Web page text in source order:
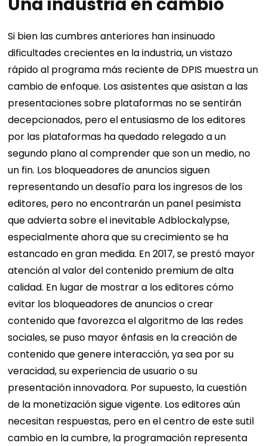
Si bien las cumbres anteriores han insinuado
dificultades crecientes en la industria, un vistazo
rápido al programa más reciente de DPIS muestra un
cambio de enfoque. Los asistentes que asistan a las
presentaciones sobre plataformas no se sentirán
decepcionados, pero el entusiasmo de los editores
por las plataformas ha quedado relegado a un
segundo plano al comprender que son un medio, no
un fin. Los bloqueadores de anuncios siguen
representando un desafío para los ingresos de los
editores, pero no encontrarán un panel pesimista
que advierta sobre el inevitable Adblockalypse,
especialmente ahora que su crecimiento se ha
estancado en gran medida. En 2017, se prestó mayor
atención al valor del contenido premium de alta
calidad. En lugar de mostrar a los editores cómo
evitar los bloqueadores de anuncios o crear
contenido que favorezca el algoritmo de las redes
sociales, se puso mayor énfasis en la creación de
contenido que genere interacción, ya sea por su
veracidad, su experiencia de usuario o su
presentación innovadora. Por supuesto, la cuestión
de la monetización sigue vigente. Los editores aún
necesitan respuestas, pero en el centro de este sutil
cambio en la cumbre, la programación representa